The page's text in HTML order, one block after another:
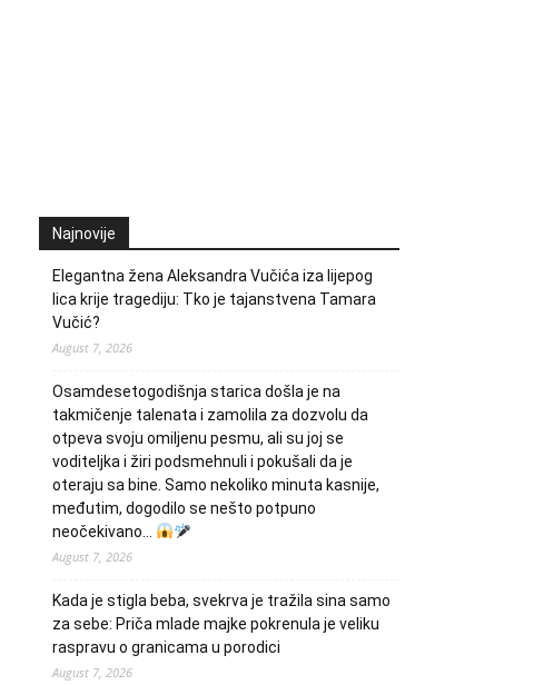
Najnovije
Elegantna žena Aleksandra Vučića iza lijepog
lica krije tragediju: Tko je tajanstvena Tamara
Vučić?
August 7, 2026
Osamdesetogodišnja starica došla je na
takmičenje talenata i zamolila za dozvolu da
otpeva svoju omiljenu pesmu, ali su joj se
voditeljka i žiri podsmehnuli i pokušali da je
oteraju sa bine. Samo nekoliko minuta kasnije,
međutim, dogodilo se nešto potpuno
neočekivano…
August 7, 2026
Kada je stigla beba, svekrva je tražila sina samo
za sebe: Priča mlade majke pokrenula je veliku
raspravu o granicama u porodici
August 7, 2026